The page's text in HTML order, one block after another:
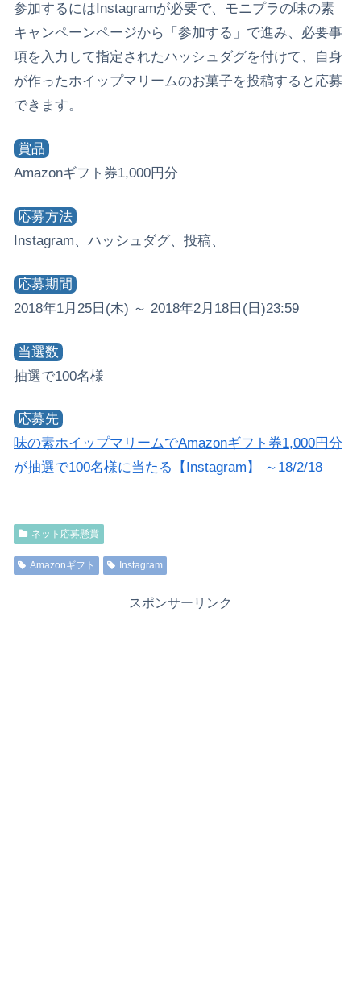
参加するにはInstagramが必要で、モニプラの味の素
キャンペーンページから「参加する」で進み、必要事
項を入力して指定されたハッシュダグを付けて、自身
が作ったホイップマリームのお菓子を投稿すると応募
できます。
賞品
Amazonギフト券1,000円分
応募方法
Instagram、ハッシュダグ、投稿、
応募期間
2018年1月25日(木) ～ 2018年2月18日(日)23:59
当選数
抽選で100名様
応募先
味の素ホイップマリームでAmazonギフト券1,000円分
が抽選で100名様に当たる【Instagram】 ～18/2/18
ネット応募懸賞
Amazonギフト Instagram
スポンサーリンク